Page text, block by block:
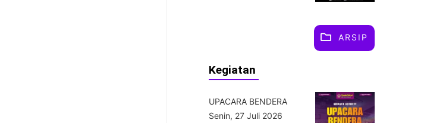
ARSIP
Kegiatan
UPACARA BENDERA
Senin, 27 Juli 2026